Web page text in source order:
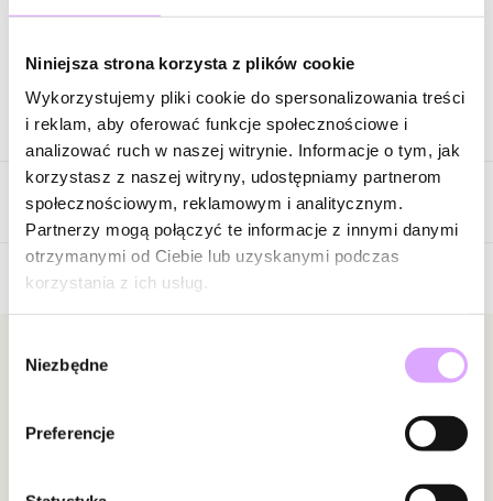
Niniejsza strona korzysta z plików cookie
Wykorzystujemy pliki cookie do spersonalizowania treści
i reklam, aby oferować funkcje społecznościowe i
analizować ruch w naszej witrynie. Informacje o tym, jak
korzystasz z naszej witryny, udostępniamy partnerom
społecznościowym, reklamowym i analitycznym.
Partnerzy mogą połączyć te informacje z innymi danymi
otrzymanymi od Ciebie lub uzyskanymi podczas
korzystania z ich usług.
zgody
Niezbędne
Preferencje
Opis produktu
Surowiec: mosiądz.
Kolor surowca: złoty.
Elementy: kryształki transparentne.
Wielkość kolczyków: 2,22 cm x 4,30 cm.
Opinie
Bądź pierwszą osobą, która podzieli się opinią o tym
Powiadomienie
Newsletter